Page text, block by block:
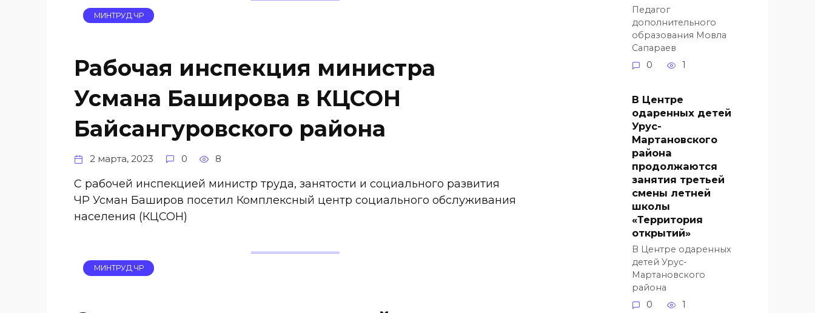
МИНТРУД ЧР
Рабочая инспекция министра
Усмана Баширова в КЦСОН
Байсангуровского района
2 марта, 2023 0 8
С рабочей инспекцией министр труда, занятости и социального развития
ЧР Усман Баширов посетил Комплексный центр социального обслуживания
населения (КЦСОН)
МИНТРУД ЧР
Педагог
дополнительного
образования Мовла
Сапараев
0
1
В Центре
одаренных детей
Урус-
Мартановского
района
продолжаются
занятия третьей
смены летней
школы
«Территория
открытий»
В Центре одаренных
детей Урус-
Мартановского
района
0
1